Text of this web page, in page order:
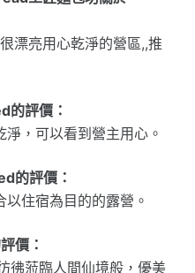
漂亮用心乾淨的營區,,推
評價：
，可以看到營主用心。
的評價：
住宿為目的的露營。
價：
彿蒞臨人間仙境般，優美